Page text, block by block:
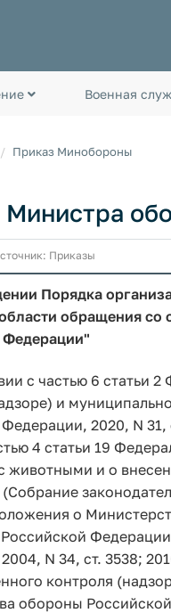
Военная
Приказ Минобороны
Министра
Приказы
Порядка
обращения
Федерации"
с частью 6 статьи
и
2020, N 31,
4 статьи 19
животными и о
о
Федерации
N 34, ст. 3538;
контроля
обороны